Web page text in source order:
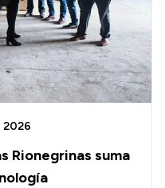
Rionegrinas suma
2026